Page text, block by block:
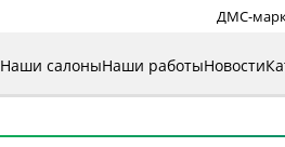
ДМС-
Наши салоныНаши работыНовости